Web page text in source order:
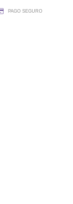
PAGO SEGURO